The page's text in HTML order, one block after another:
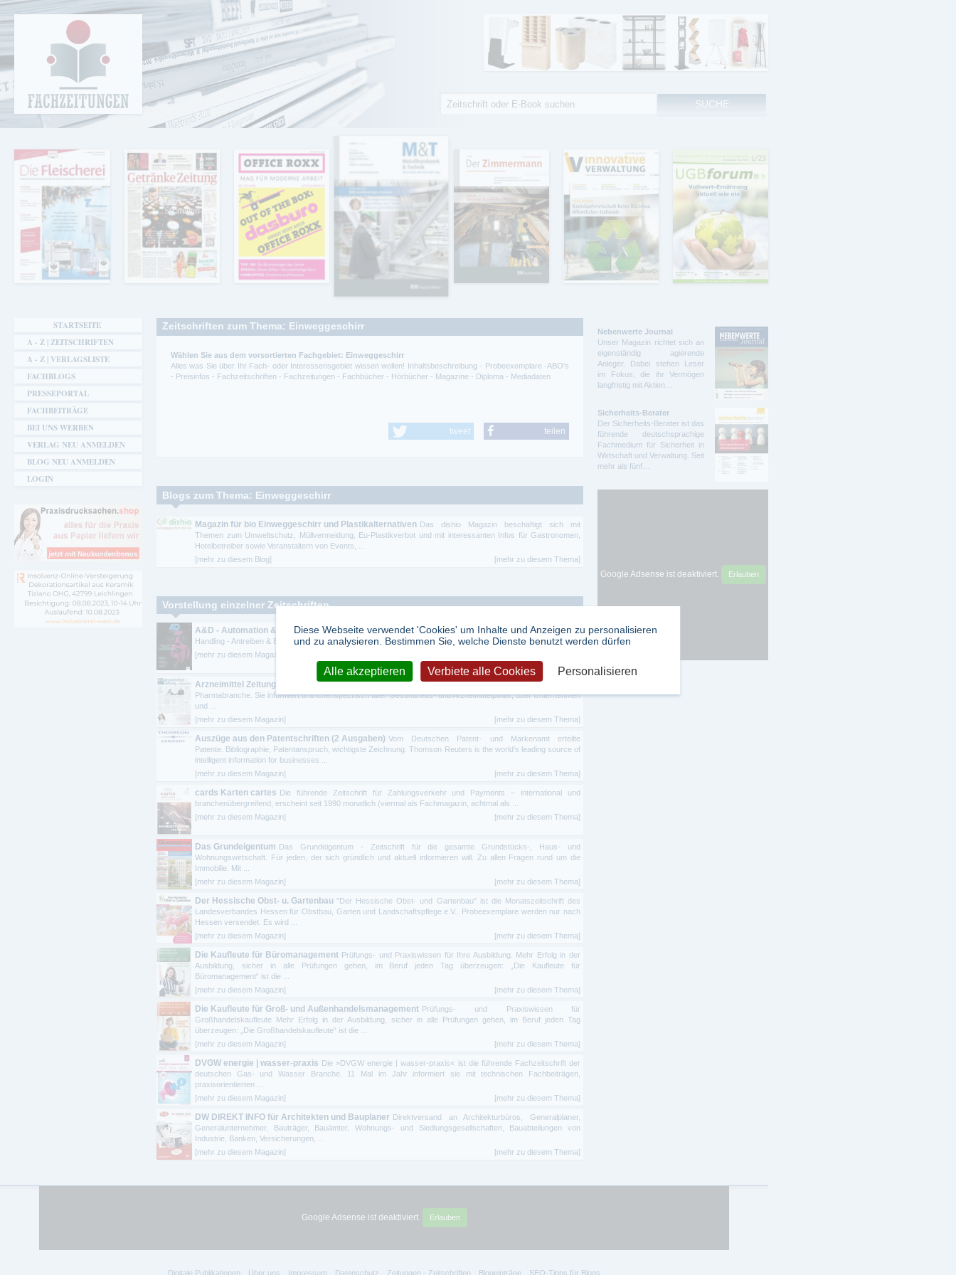
Fachzeitungen.de - Das unabhängige Portal
für Fachmagazine Fachpublikationen &
eBooks
Zeitschriften zum Thema: Einweggeschirr
Wählen Sie aus dem vorsortierten Fachgebiet: Einweggeschirr
Alles was Sie über Ihr Fach- oder Interessensgebiet wissen wollen! Inhaltsbeschreibung - Probeexemplare -ABO's
- Preisinfos - Fachzeitschriften - Fachzeitungen - Fachbücher - Hörbücher - Magazine - Diploma - Mediadaten
tweet teilen
Blogs zum Thema: Einweggeschirr
Magazin für bio Einweggeschirr und Plastikalternativen Das dishio Magazin beschäftigt sich mit
Themen zum Umweltschutz, Müllvermeidung, Eu-Plastikverbot und mit interessanten Infos für Gastronomen,
Hotelbetreiber sowie Veranstaltern von Events, ...
[mehr zu diesem Blog]
[mehr zu diesem Thema]
Vorstellung einzelner Zeitschriften
A&D - Automation & Digitalisierung Rubriken: Digital Factory - Industrielle Softwarelösungen - Robotik &
Handling - Antreiben & Bewegen - Industrielle Kommunikation - Steuerungstechnik - Sensorik & Messtechnik - ...
[mehr zu diesem Magazin]
Arzneimittel Zeitung
Pharmabranche. Sie informiert branchenspezifisch über Gesundheits- und Arzneimittelpolitik, über Unternehmen
und ...
[mehr zu diesem Magazin]
[mehr zu diesem Thema]
Auszüge aus den Patentschriften (2 Ausgaben) Vom Deutschen Patent- und Markenamt erteilte
Patente. Bibliographie, Patentanspruch, wichtigste Zeichnung. Thomson Reuters is the world’s leading source of
intelligent information for businesses ...
[mehr zu diesem Magazin]
[mehr zu diesem Thema]
cards Karten cartes Die führende Zeitschrift für Zahlungsverkehr und Payments – international und
branchenübergreifend, erscheint seit 1990 monatlich (viermal als Fachmagazin, achtmal als ...
[mehr zu diesem Magazin]
[mehr zu diesem Thema]
Das Grundeigentum Das Grundeigentum - Zeitschrift für die gesamte Grundstücks-, Haus- und
Wohnungswirtschaft. Für jeden, der sich gründlich und aktuell informieren will. Zu allen Fragen rund um die
Immobilie. Mit ...
[mehr zu diesem Magazin]
[mehr zu diesem Thema]
Der Hessische Obst- u. Gartenbau "Der Hessische Obst- und Gartenbau" ist die Monatszeitschrift des
Landesverbandes Hessen für Obstbau, Garten und Landschaftspflege e.V.. Probeexemplare werden nur nach
Hessen versendet. Es wird ...
[mehr zu diesem Magazin]
[mehr zu diesem Thema]
Die Kaufleute für Büromanagement Prüfungs- und Praxiswissen für Ihre Ausbildung. Mehr Erfolg in der
Ausbildung, sicher in alle Prüfungen gehen, im Beruf jeden Tag überzeugen: „Die Kaufleute für
Büromanagement“ ist die ...
[mehr zu diesem Magazin]
[mehr zu diesem Thema]
Die Kaufleute für Groß- und Außenhandelsmanagement Prüfungs- und Praxiswissen für
Großhandelskaufleute Mehr Erfolg in der Ausbildung, sicher in alle Prüfungen gehen, im Beruf jeden Tag
überzeugen: „Die Großhandelskaufleute“ ist die ...
[mehr zu diesem Magazin]
[mehr zu diesem Thema]
DVGW energie | wasser-praxis Die »DVGW energie | wasser-praxis« ist die führende Fachzeitschrift der
deutschen Gas- und Wasser Branche. 11 Mal im Jahr informiert sie mit technischen Fachbeiträgen,
praxisorientierten ...
[mehr zu diesem Magazin]
[mehr zu diesem Thema]
DW DIREKT INFO für Architekten und Bauplaner Direktversand an Architekturbüros, Generalplaner,
Generalunternehmer, Bauträger, Bauämter, Wohnungs- und Siedlungsgesellschaften, Bauabteilungen von
Industrie, Banken, Versicherungen, ...
[mehr zu diesem Magazin]
[mehr zu diesem Thema]
STARTSEITE
A - Z | ZEITSCHRIFTEN
A - Z | VERLAGSLISTE
FACHBLOGS
PRESSEPORTAL
FACHBEITRÄGE
BEI UNS WERBEN
VERLAG NEU ANMELDEN
BLOG NEU ANMELDEN
LOGIN
Nebenwerte Journal
Unser Magazin richtet sich an
eigenständig agierende
Anleger. Dabei stehen Leser
im Fokus, die ihr Vermögen
langfristig mit Aktien…
Sicherheits-Berater
Der Sicherheits-Berater ist das
führende deutschsprachige
Fachmedium für Sicherheit in
Wirtschaft und Verwaltung. Seit
mehr als fünf…
Google Adsense ist deaktiviert. Erlauben
Suchformular
Google Adsense ist deaktiviert. Erlauben
Digitale Publikationen Über uns Impressum Datenschutz Zeitungen - Zeitschriften Blogeinträge SEO-Tipps für Blogs
Diese Webseite verwendet 'Cookies' um Inhalte und Anzeigen zu personalisieren
und zu analysieren. Bestimmen Sie, welche Dienste benutzt werden dürfen
Alle akzeptieren Verbiete alle Cookies Personalisieren